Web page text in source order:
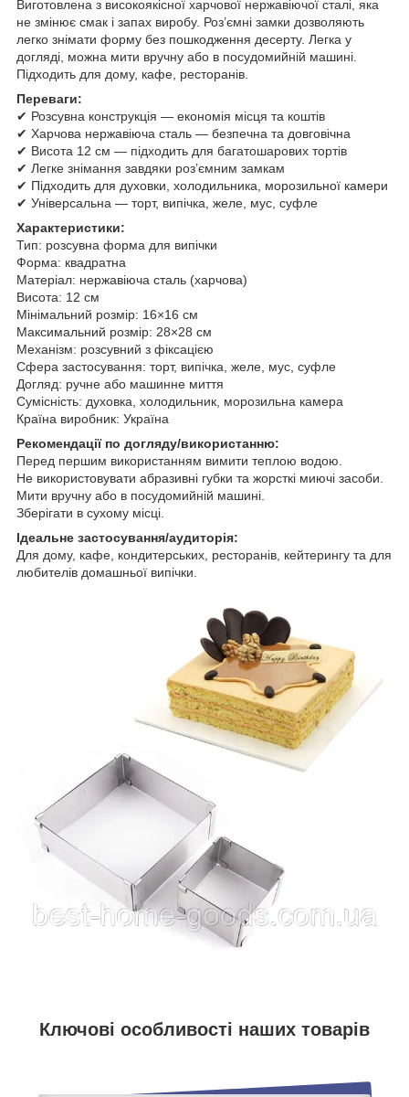
Виготовлена з високоякісної харчової нержавіючої сталі, яка
не змінює смак і запах виробу. Роз’ємні замки дозволяють
легко знімати форму без пошкодження десерту. Легка у
догляді, можна мити вручну або в посудомийній машині.
Підходить для дому, кафе, ресторанів.
Переваги:
✔ Розсувна конструкція — економія місця та коштів
✔ Харчова нержавіюча сталь — безпечна та довговічна
✔ Висота 12 см — підходить для багатошарових тортів
✔ Легке знімання завдяки роз’ємним замкам
✔ Підходить для духовки, холодильника, морозильної камери
✔ Універсальна — торт, випічка, желе, мус, суфле
Характеристики:
Тип: розсувна форма для випічки
Форма: квадратна
Матеріал: нержавіюча сталь (харчова)
Висота: 12 см
Мінімальний розмір: 16×16 см
Максимальний розмір: 28×28 см
Механізм: розсувний з фіксацією
Сфера застосування: торт, випічка, желе, мус, суфле
Догляд: ручне або машинне миття
Сумісність: духовка, холодильник, морозильна камера
Країна виробник: Україна
Рекомендації по догляду/використанню:
Перед першим використанням вимити теплою водою.
Не використовувати абразивні губки та жорсткі миючі засоби.
Мити вручну або в посудомийній машині.
Зберігати в сухому місці.
Ідеальне застосування/аудиторія:
Для дому, кафе, кондитерських, ресторанів, кейтерингу та для
любителів домашньої випічки.
Ключові особливості наших товарів